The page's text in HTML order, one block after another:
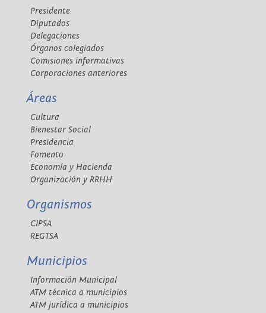
Presidente
Diputados
Delegaciones
Órganos colegiados
Comisiones informativas
Corporaciones anteriores
Áreas
Cultura
Bienestar Social
Presidencia
Fomento
Economía y Hacienda
Organización y RRHH
Organismos
CIPSA
REGTSA
Municipios
Información Municipal
ATM técnica a municipios
ATM jurídica a municipios